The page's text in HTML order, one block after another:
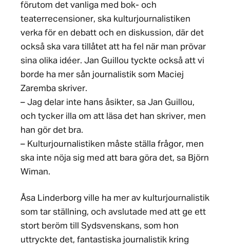
förutom det vanliga med bok- och
teaterrecensioner, ska kulturjournalistiken
verka för en debatt och en diskussion, där det
också ska vara tillåtet att ha fel när man prövar
sina olika idéer. Jan Guillou tyckte också att vi
borde ha mer sån journalistik som Maciej
Zaremba skriver.
– Jag delar inte hans åsikter, sa Jan Guillou,
och tycker illa om att läsa det han skriver, men
han gör det bra.
– Kulturjournalistiken måste ställa frågor, men
ska inte nöja sig med att bara göra det, sa Björn
Wiman.
Åsa Linderborg ville ha mer av kulturjournalistik
som tar ställning, och avslutade med att ge ett
stort beröm till Sydsvenskans, som hon
uttryckte det, fantastiska journalistik kring